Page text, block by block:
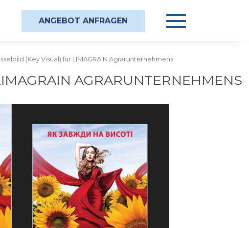
ANGEBOT ANFRAGEN
(Key Visual) für LIMAGRAIN Agrarunternehmens
AGRARUNTERNEHMENS